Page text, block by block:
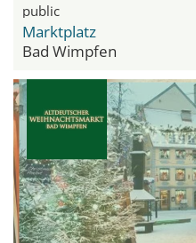
public
Marktplatz
Bad Wimpfen